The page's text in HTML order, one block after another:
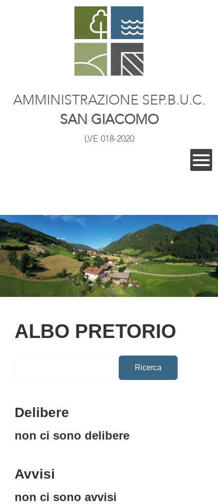
AMMINISTRAZIONE SEP.B.U.C.
SAN GIACOMO
LVE 018-2020
ALBO PRETORIO
Ricerca
Delibere
non ci sono delibere
Avvisi
non ci sono avvisi